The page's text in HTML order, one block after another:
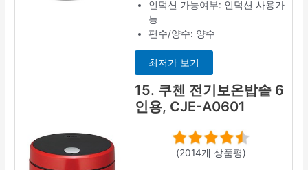
인덕션 가능여부: 인덕션 사용가
능
편수/양수: 양수
최저가 보기
15. 쿠첸 전기보온밥솥 6
인용, CJE-A0601
(2014개 상품평)